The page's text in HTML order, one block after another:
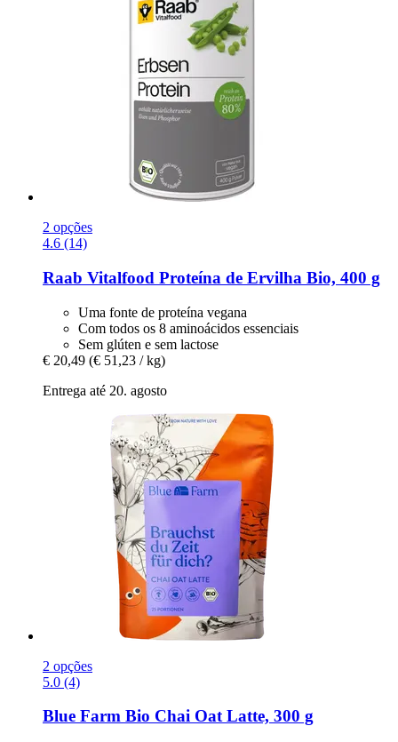
2 opções
4.6 (14)
Raab Vitalfood Proteína de Ervilha Bio, 400 g
Uma fonte de proteína vegana
Com todos os 8 aminoácidos essenciais
Sem glúten e sem lactose
€ 20,49 (€ 51,23 / kg)
Entrega até 20. agosto
2 opções
5.0 (4)
Blue Farm Bio Chai Oat Latte, 300 g